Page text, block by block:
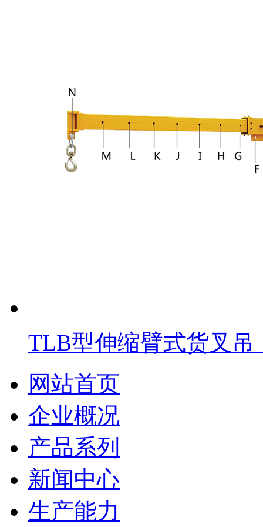
TLB型伸缩臂式货叉吊
网站首页
企业概况
产品系列
新闻中心
生产能力